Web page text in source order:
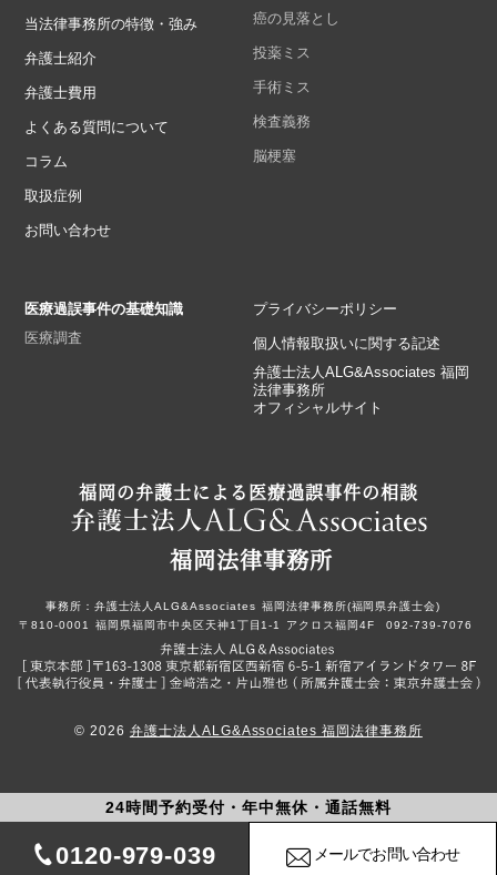
24時間予約受付・年中無休・通話無料
0120-979-039 メールでお問い合わせ
当法律事務所の特徴・強み
弁護士紹介
弁護士費用
よくある質問について
コラム
取扱症例
お問い合わせ
癌の見落とし
投薬ミス
手術ミス
検査義務
脳梗塞
医療過誤事件の基礎知識
医療調査
プライバシーポリシー
個人情報取扱いに関する記述
弁護士法人ALG&Associates 福岡
法律事務所
オフィシャルサイト
福岡の弁護士による医療過誤事件の相談
福岡法律事務所
事務所： 弁護士法人ALG&Associates 福岡法律事務所(福岡県弁護士会)
〒810-0001
福岡県福岡市中央区天神1丁目1-1 アクロス福岡4F 092-739-7076
© 2026 弁護士法人ALG&Associates 福岡法律事務所